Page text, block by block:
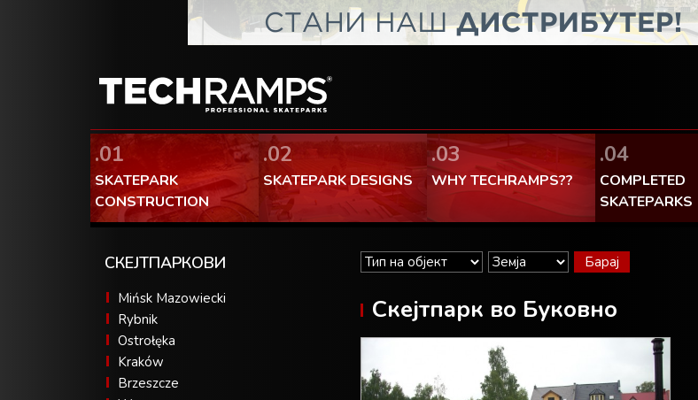
.01
SKATEPARK
CONSTRUCTION
.02
SKATEPARK DESIGNS
.03
WHY TECHRAMPS??
.04
COMPLETED
SKATEPARKS
СКЕЈТПАРКОВИ
Mińsk Mazowiecki
Rybnik
Ostrołęka
Kraków
Brzeszcze
Скејтпарк во Буковно